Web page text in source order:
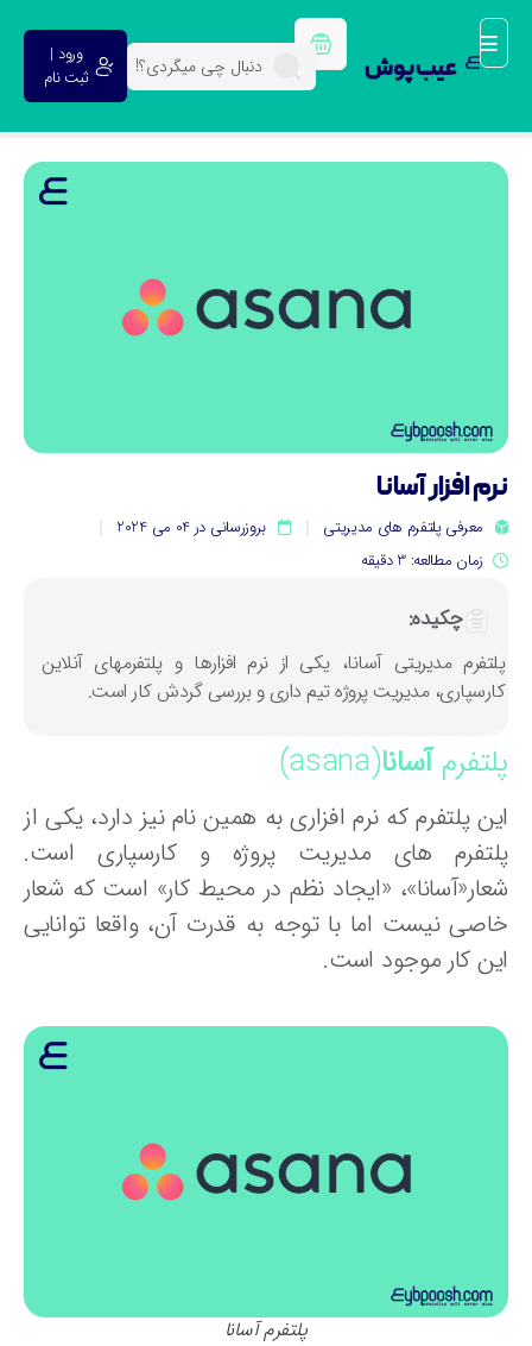
عیب پوش
ورود |
ثبت نام
افزار آسانا
معرفی پلتفرم های مدیریتی
بروزرسانی در 04 می 2024
زمان مطالعه: 3 دقیقه
چکیده:
مدیریتی آسانا، یکی از نرم افزارها و پلتفرمهای آنلاین
مدیریت پروژه تیم داری و بررسی گردش کار است.
آسانا(asana)
پلتفرم که نرم افزاری به همین نام نیز دارد، یکی از
های مدیریت پروژه و کارسپاری است.
«ایجاد نظم در محیط کار» است که شعار
نیست اما با توجه به قدرت آن، واقعا توانایی
کار موجود است.
پلتفرم آسانا